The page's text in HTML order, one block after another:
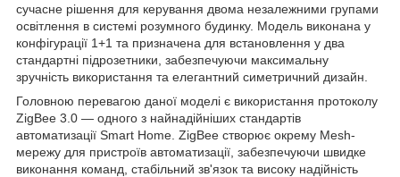
сучасне рішення для керування двома незалежними групами
освітлення в системі розумного будинку. Модель виконана у
конфігурації 1+1 та призначена для встановлення у два
стандартні підрозетники, забезпечуючи максимальну
зручність використання та елегантний симетричний дизайн.
Головною перевагою даної моделі є використання протоколу
ZigBee 3.0 — одного з найнадійніших стандартів
автоматизації Smart Home. ZigBee створює окрему Mesh-
мережу для пристроїв автоматизації, забезпечуючи швидке
виконання команд, стабільний зв'язок та високу надійність